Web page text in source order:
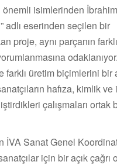
önemli isimlerinden İbrahim
adlı eserinden seçilen bir
proje, aynı parçanın
farklı üretim biçimlerini bir
hafıza, kimlik ve
çalışmaları ortak
İVA Sanat Genel
için bir açık çağrı